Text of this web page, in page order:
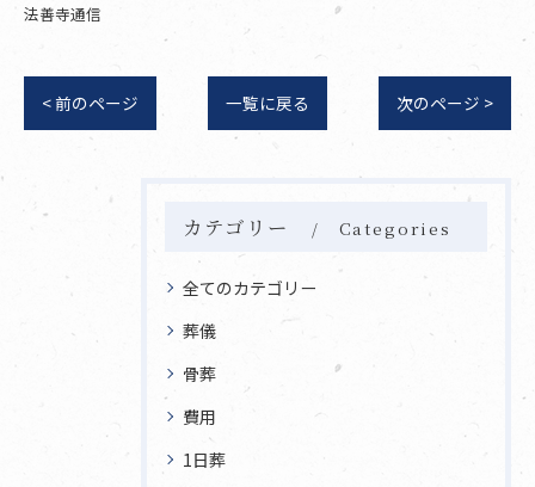
法善寺通信
< 前のページ 一覧に戻る 次のページ >
カテゴリー Categories
全てのカテゴリー
葬儀
骨葬
費用
1日葬